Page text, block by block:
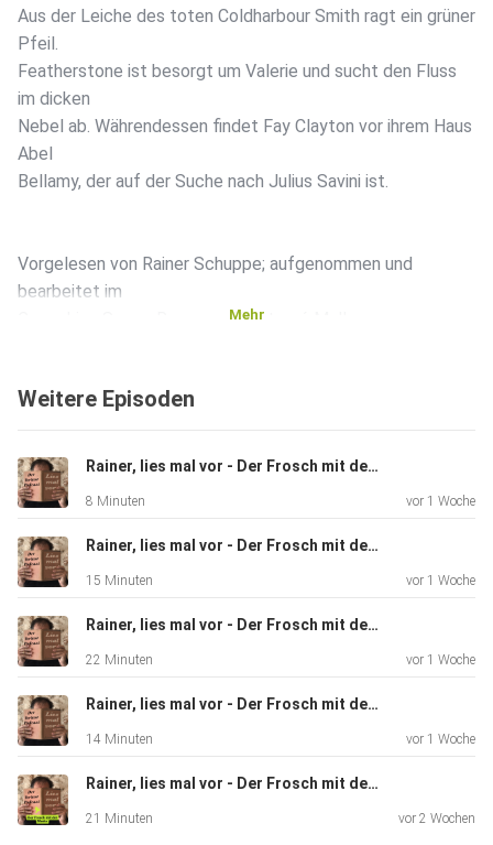
Aus der Leiche des toten Coldharbour Smith ragt ein grüner
Pfeil.
Featherstone ist besorgt um Valerie und sucht den Fluss
im dicken
Nebel ab. Währendessen findet Fay Clayton vor ihrem Haus
Abel
Bellamy, der auf der Suche nach Julius Savini ist.
Vorgelesen von Rainer Schuppe; aufgenommen und
bearbeitet im
Coworking Space Rayaworx, Santanyí, Mallorca.
Mehr
Weitere Episoden
Rainer, lies mal vor - Der Frosch mit der Maske - Kapitel 22
8 Minuten vor 1 Woche
Rainer, lies mal vor - Der Frosch mit der Maske - Kapitel 21
15 Minuten vor 1 Woche
Rainer, lies mal vor - Der Frosch mit der Maske - Kapitel 20
22 Minuten vor 1 Woche
Rainer, lies mal vor - Der Frosch mit der Maske - Kapitel 19
14 Minuten vor 1 Woche
Rainer, lies mal vor - Der Frosch mit der Maske - Kapitel 18
21 Minuten vor 2 Wochen